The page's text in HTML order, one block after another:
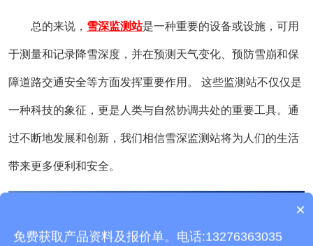
总的来说， 雪深监测站是一种重要的设备或设施，可用
于测量和记录降雪深度，并在预测天气变化、预防雪崩和保
障道路交通安全等方面发挥重要作用。 这些监测站不仅仅是
一种科技的象征，更是人类与自然协调共处的重要工具。通
过不断地发展和创新，我们相信雪深监测站将为人们的生活
带来更多便利和安全。
产品包含安装吗？
×
免费获取产品资料及报价单。电话:13276363035